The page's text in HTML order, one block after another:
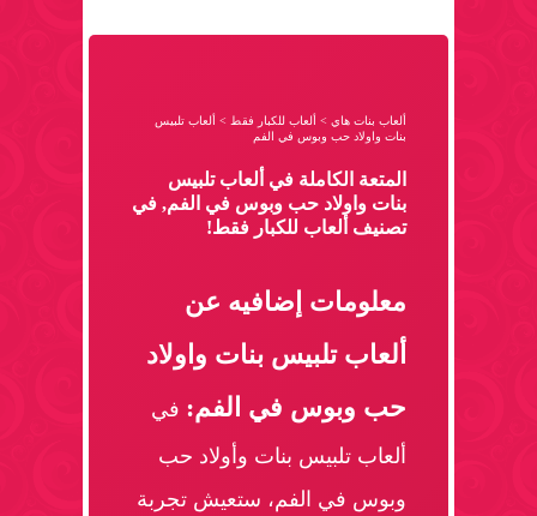
ألعاب بنات هاي > ألعاب للكبار فقط > ألعاب تلبيس
بنات واولاد حب وبوس في الفم
المتعة الكاملة في ألعاب تلبيس
بنات واولاد حب وبوس في الفم, في
تصنيف ألعاب للكبار فقط!
معلومات إضافيه عن
ألعاب تلبيس بنات واولاد
حب وبوس في الفم: في
ألعاب تلبيس بنات وأولاد حب
وبوس في الفم، ستعيش تجربة